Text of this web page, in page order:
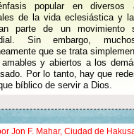
popular en diversos
de la vida eclesiástica y
parte de un movimiento
Sin embargo,
que se trata
y abiertos a los
Por lo tanto, hay que
bíblico de servir a Dios.
Jon F. Mahar, Ciudad de